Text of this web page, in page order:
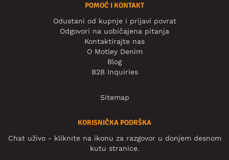
POMOĆ I KONTAKT
Odustani od kupnje i prijavi povrat
Odgovori na uobičajena pitanja
Kontaktirajte nas
O Motley Denim
Blog
B2B Inquiries
Sitemap
KORISNIČKA PODRŠKA
Chat uživo - kliknite na ikonu za razgovor u donjem desnom
kutu stranice.